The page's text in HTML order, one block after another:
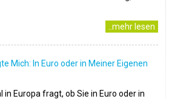
..mehr lesen
Mich: In Euro oder in Meiner Eigenen
Europa fragt, ob Sie in Euro oder in